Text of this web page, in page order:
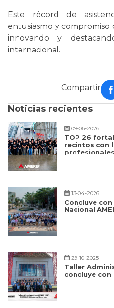
Este récord de
entusiasmo y
innovando y
internacional.
Compartir
Noticias recientes
09-06-2026
TOP 26
recintos con
profesionales
13-04-2026
Concluye
Nacional
29-10-2025
Taller
concluye con